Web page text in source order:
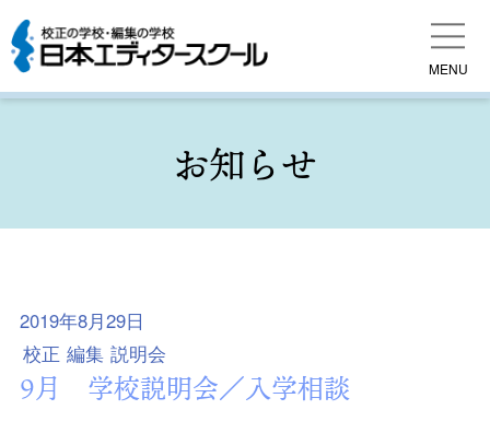
MENU
お知らせ
2019年8月29日
校正 編集 説明会
9月 学校説明会／入学相談